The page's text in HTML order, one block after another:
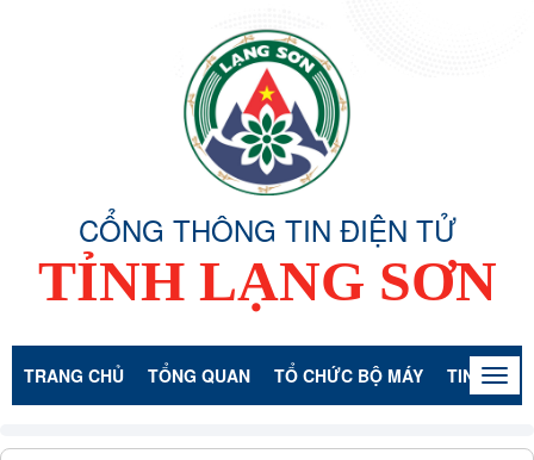
CỔNG THÔNG TIN ĐIỆN TỬ
TỈNH LẠNG SƠN
TRANG CHỦ TỔNG QUAN TỔ CHỨC BỘ MÁY TIN TỨC -